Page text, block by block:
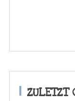
ZULETZT